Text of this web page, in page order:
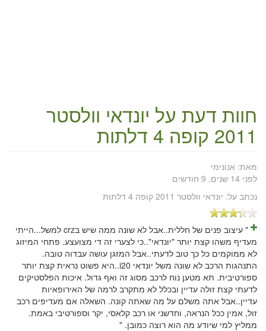
חוות דעת על יונדאי וולסטר
2011 קופה 4 דלתות
מאת: אנונימי
לפני 14 שנים, 9 חודשים
נכתב על: יונדאי וולסטר 2011 קופה 4 דלתות
" עיצוב פנים של חללית..אבל לא שונה ממה שיש בcrz למשל...הייתי
מעדיף משהו קצת יותר "יונדאי"..כי לצערי זה די מצועצע. פתחי המיזוג
לא ממוקמים כל כך טוב לדעתי..אבל המזגן עושה עבדוה טובה.
התנהגות הרכב לא שונה משל יונדאי i20..היא פשוט נראית קצת יותר
ספורטיבית. תא מטען נוח לרכב מסוג זה ואף גדול. איכות הפלסטיקים
לדעתי קצת זולה עדיין ובכלל לא מתקרב לרמה של האירופאיות
עדיין..אבל אתה משלם על מה שאתה קונה. השאלה אם מעדיפים רכב
זול, אמין ככל הנראה, וחדשני או רכב קלאסי, יקר וספורטיבי באמת.
ממליץ למי שיודע מה הוא רוצה כמובן. "